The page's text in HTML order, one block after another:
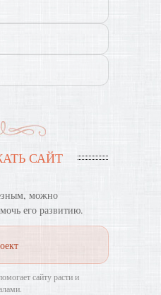
САЙТ
можно
его развитию.
сайту расти и